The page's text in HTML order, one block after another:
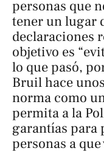
personas que
tener un lugar
declaraciones
objetivo es
lo que pasó,
Bruil hace
norma como
permita a la
garantías para
personas a